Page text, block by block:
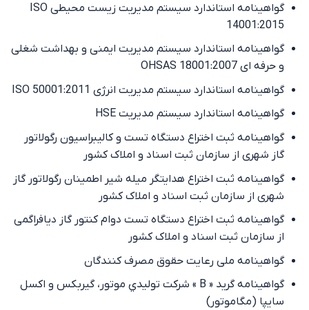
گواهینامه استاندارد سیستم مدیریت زیست محیطی ISO
14001:2015
گواهینامه استاندارد سیستم مدیریت ایمنی و بهداشت شغلی
و حرفه ای OHSAS 18001:2007
گواهینامه استاندارد سیستم مدیریت انرژی ISO 50001:2011
گواهینامه استاندارد سیستم مدیریت HSE
گواهینامه‌ ثبت اختراع دستگاه تست و کالیبراسیون رگولاتور
گاز شهری از سازمان ثبت اسناد و املاک کشور
گواهینامه‌ ثبت اختراع هدایتگر میله شیر اطمینان رگولاتور گاز
شهری از سازمان ثبت اسناد و املاک کشور
گواهینامه‌ ثبت اختراع دستگاه تست دوام کنتور گاز دیافراگمی
از سازمان ثبت اسناد و املاک کشور
گواهینامه ملی رعایت حقوق مصرف کنندگان
گواهینامه گرید « B » شركت توليدي موتور، گيربكس و اكسل
سايپا (مگاموتور)